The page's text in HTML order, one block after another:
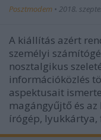
user protection.
Posztmodem • 2018.
A kiállítás azért
személyi
nosztalgikus
információközlés
aspektusait
magángyűjtő és
írógép,